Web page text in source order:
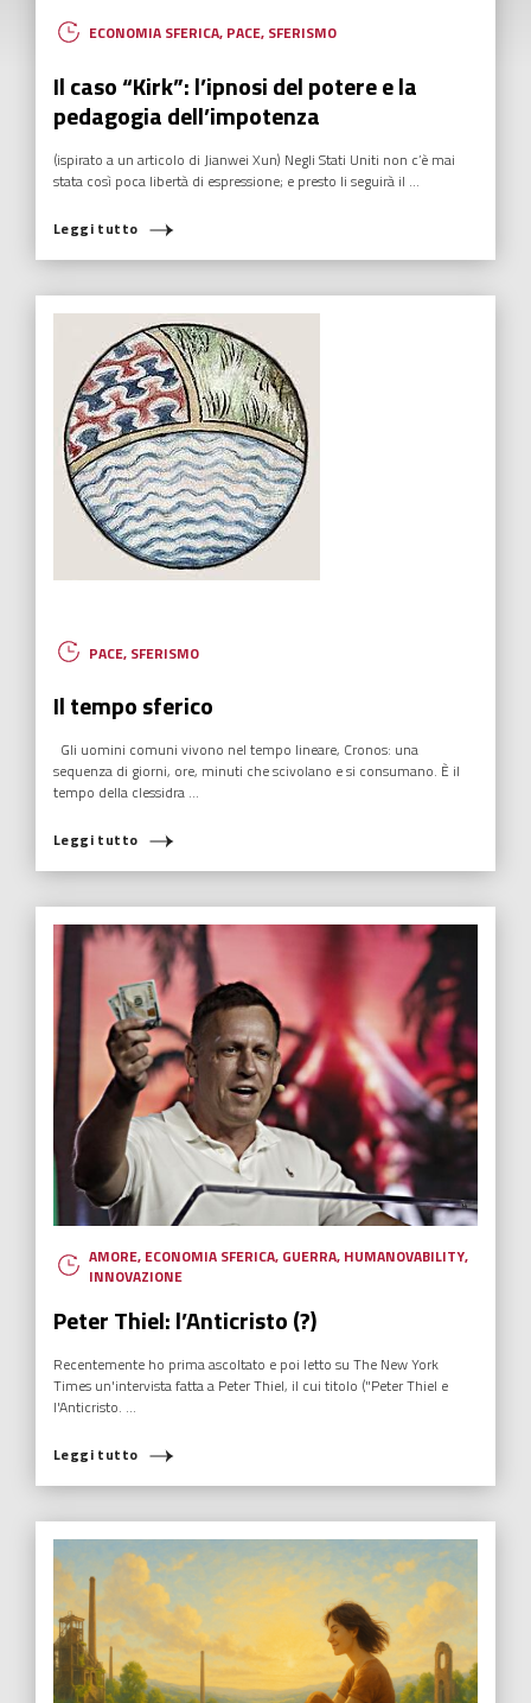
ECONOMIA SFERICA, PACE, SFERISMO
Il caso “Kirk”: l’ipnosi del potere e la
pedagogia dell’impotenza
(ispirato a un articolo di Jianwei Xun) Negli Stati Uniti non c’è mai
stata così poca libertà di espressione; e presto li seguirà il ...
Leggi tutto
PACE, SFERISMO
Il tempo sferico
Gli uomini comuni vivono nel tempo lineare, Cronos: una
sequenza di giorni, ore, minuti che scivolano e si consumano. È il
tempo della clessidra ...
Leggi tutto
AMORE, ECONOMIA SFERICA, GUERRA, HUMANOVABILITY,
INNOVAZIONE
Peter Thiel: l’Anticristo (?)
Recentemente ho prima ascoltato e poi letto su The New York
Times un'intervista fatta a Peter Thiel, il cui titolo ("Peter Thiel e
l'Anticristo. ...
Leggi tutto